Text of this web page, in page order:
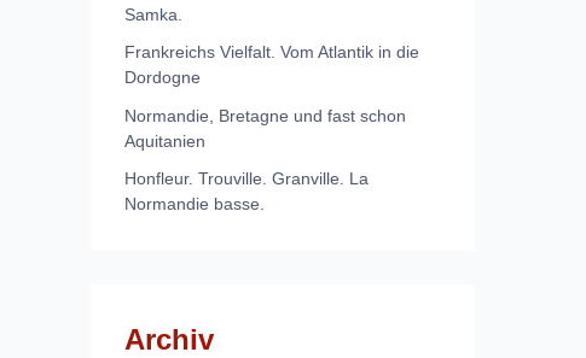
Samka.
Frankreichs Vielfalt. Vom Atlantik in die
Dordogne
Normandie, Bretagne und fast schon
Aquitanien
Honfleur. Trouville. Granville. La
Normandie basse.
Archiv